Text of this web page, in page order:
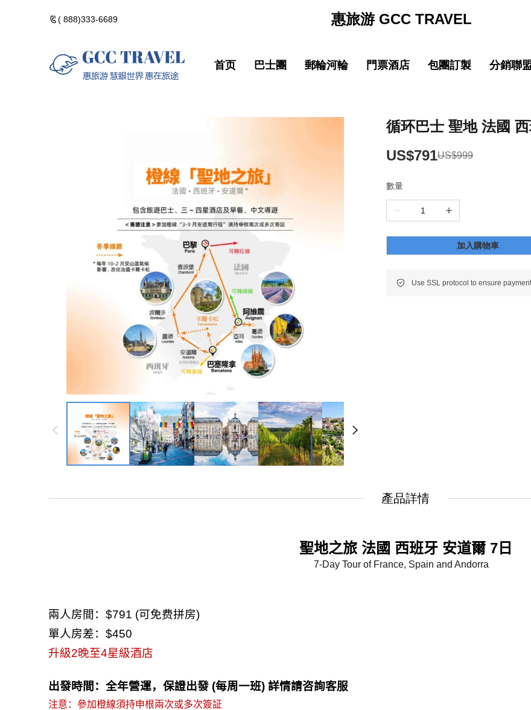
( 888)333-6689 惠旅游 GCC TRAVEL
美國西部遊
美國東部遊
夏威夷群島・精選
北極光觀測・精選
佛州陽光・美國城市
墨西哥 ・中南美洲
惠旅全球甄選
惠旅甄選火車系列
輕旅行(美洲)
輕旅行(歐洲)
New
New
中文導遊河輪路線
郵輪品牌專區
點擊添加企業微信
首页 巴士團
美國西部遊
美國東部遊
夏威夷群島・精選
北極光觀測・精選
佛州陽光・美國城市
墨西哥 ・中南美洲
品質 亞洲精選
超值 亞洲精選
品質 歐洲環線
惠旅全球甄選
惠旅甄選火車系
輕旅行(美洲)
輕旅行(歐洲)
New
New
郵輪河輪
中文導遊河輪路線
郵輪品牌專區
門票酒店 包團訂製 分銷聯
點擊添加企業微信
循环巴士 聖地 法國
US$791US$999
數量
加入購物車
產品詳情
聖地之旅法國 西班牙 安道爾7日
7-Day Tour of France, Spain and Andorra
兩人房間： $791 (可免费拼房)
單人房差： $450
升級2晚至4星級酒店
出發時間： 全年營運，保證出發 (每周一班) 詳情請咨詢客服
注意：參加橙線須持申根兩次或多次簽証